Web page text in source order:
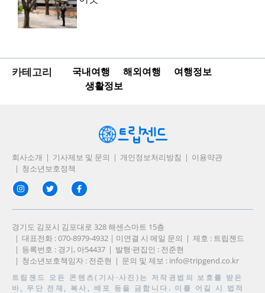
카테고리 국내여행 해외여행
여행정보
생활정보
회사소개 기사제보 및 문의 개인정보처리방침
이용약관
청소년보호정책
경기도 김포시 김포대로 328 해센스마트 15층
대표전화 : 070-8979-4932 | 미연결 시 메일 문의
제호 : 트립젠드
등록번호 : 경기, 아54437
발행·편집인 : 전준현
청소년보호책임자 : 전준현
문의 및 제보 : info@tripgend.co.kr
트립젠드 모든 콘텐츠(기사·사진)는 저작권법의 보호를 받은
바, 무단 전재, 복사, 배포 등을 금합니다. 이를 어길 시 법적